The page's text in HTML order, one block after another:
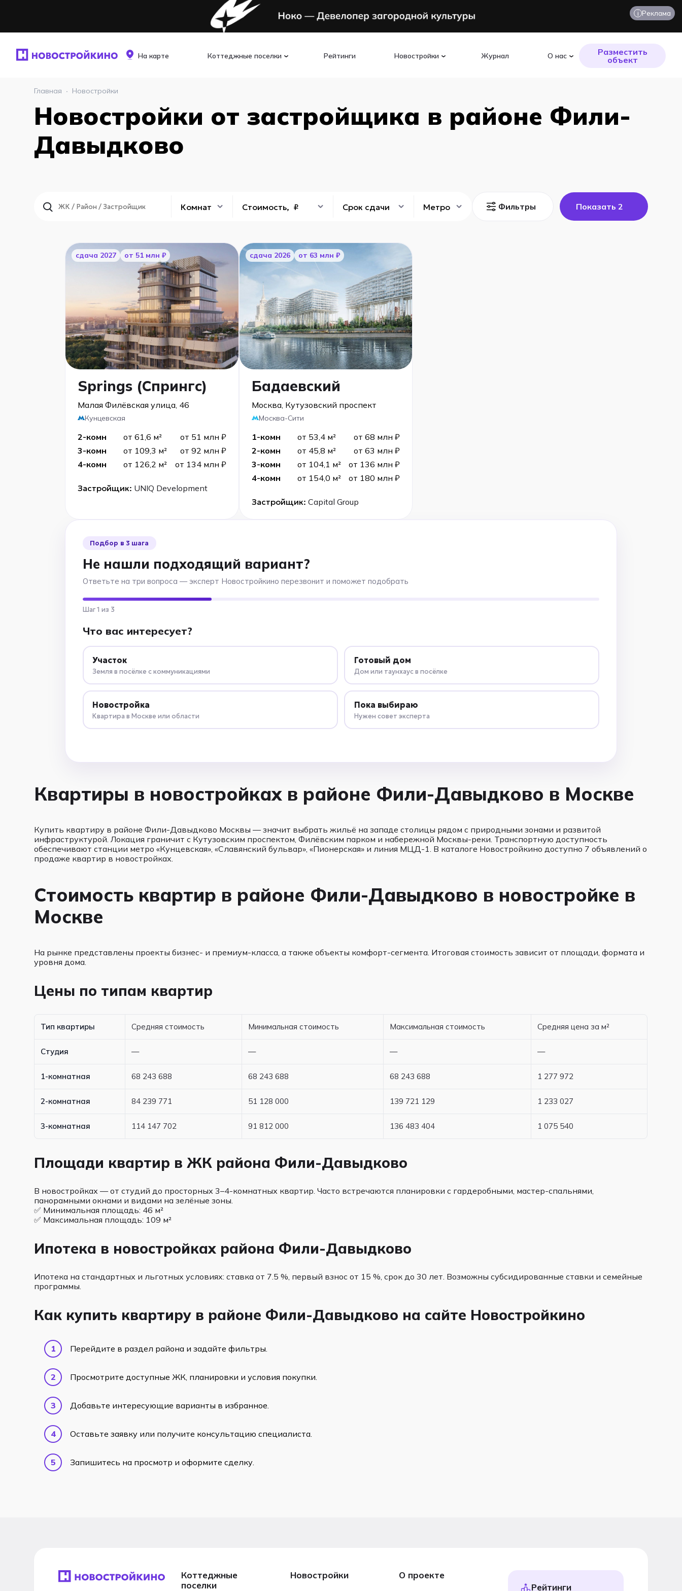
На карте Коттеджные поселки Рейтинги Новостройки Журнал О нас
Разместить
объект
i Реклама
Главная · Новостройки
Новостройки от застройщика в районе Фили-
Давыдково
Комнат Стоимость, ₽ Срок сдачи Метро Фильтры Показать 2
cдача 2027 от 51 млн ₽
Springs (Спрингс)
Малая Филёвская улица, 46
Кунцевская
2-комн от 61,6 м²
от 51 млн ₽
3-комн
от 109,3 м²
от 92 млн ₽
4-комн
от 126,2 м² от 134 млн ₽
Застройщик: UNIQ Development
cдача 2026 от 63 млн ₽
Бадаевский
Москва, Кутузовский проспект
Москва-Сити
1-комн от 53,4 м²
от 68 млн ₽
2-комн
от 45,8 м²
от 63 млн ₽
3-комн
от 104,1 м²
от 136 млн ₽
4-комн
от 154,0 м² от 180 млн ₽
Застройщик: Capital Group
Подбор в 3 шага
Не нашли подходящий вариант?
Ответьте на три вопроса — эксперт Новостройкино перезвонит и поможет подобрать
Шаг 1 из 3
Что вас интересует?
Участок
Земля в посёлке с коммуникациями
Готовый дом
Дом или таунхаус в посёлке
Новостройка
Квартира в Москве или области
Пока выбираю
Нужен совет эксперта
Квартиры в новостройках в районе Фили-Давыдково в Москве
Купить квартиру в районе Фили-Давыдково Москвы — значит выбрать жильё на западе столицы рядом с природными зонами и развитой
инфраструктурой. Локация граничит с Кутузовским проспектом, Филёвским парком и набережной Москвы-реки. Транспортную доступность
обеспечивают станции метро «Кунцевская», «Славянский бульвар», «Пионерская» и линия МЦД-1. В каталоге Новостройкино доступно 7 объявлений о
продаже квартир в новостройках.
Стоимость квартир в районе Фили-Давыдково в новостройке в
Москве
На рынке представлены проекты бизнес- и премиум-класса, а также объекты комфорт-сегмента. Итоговая стоимость зависит от площади, формата и
уровня дома.
Цены по типам квартир
Тип квартиры Средняя стоимость Минимальная стоимость Максимальная стоимость Средняя цена за м²
Студия — — — —
1-комнатная 68 243 688 68 243 688 68 243 688 1 277 972
2-комнатная 84 239 771 51 128 000 139 721 129 1 233 027
3-комнатная 114 147 702 91 812 000 136 483 404 1 075 540
Площади квартир в ЖК района Фили-Давыдково
В новостройках — от студий до просторных 3–4-комнатных квартир. Часто встречаются планировки с гардеробными, мастер-спальнями,
панорамными окнами и видами на зелёные зоны.
✅ Минимальная площадь: 46 м²
✅ Максимальная площадь: 109 м²
Ипотека в новостройках района Фили-Давыдково
Ипотека на стандартных и льготных условиях: ставка от 7.5 %, первый взнос от 15 %, срок до 30 лет. Возможны субсидированные ставки и семейные
программы.
Как купить квартиру в районе Фили-Давыдково на сайте Новостройкино
Перейдите в раздел района и задайте фильтры.
Просмотрите доступные ЖК, планировки и условия покупки.
Добавьте интересующие варианты в избранное.
Оставьте заявку или получите консультацию специалиста.
Запишитесь на просмотр и оформите сделку.
Коттеджные
поселки
Новостройки
О проекте
Рейтинги